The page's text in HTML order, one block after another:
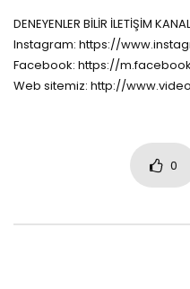
DENEYENLER BİLİR İLETİŞİM
Instagram: https://
Facebook: https://
Web sitemiz: http://
0